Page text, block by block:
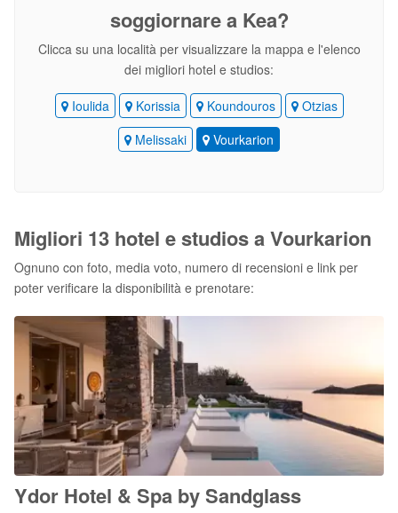
soggiornare a Kea?
Clicca su una località per visualizzare la mappa e l'elenco
dei migliori hotel e studios:
Ioulida Korissia Koundouros
Otzias
Melissaki
Vourkarion
Migliori 13 hotel e studios a Vourkarion
Ognuno con foto, media voto, numero di recensioni e link per
poter verificare la disponibilità e prenotare:
Ydor Hotel & Spa by Sandglass